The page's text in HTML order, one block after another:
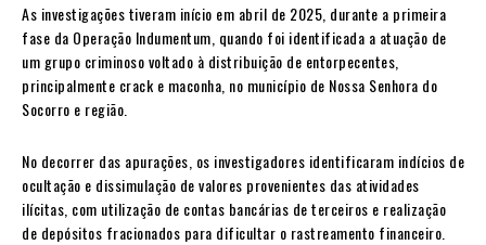
As investigações tiveram início em abril de 2025, durante a primeira
fase da Operação Indumentum, quando foi identificada a atuação de
um grupo criminoso voltado à distribuição de entorpecentes,
principalmente crack e maconha, no município de Nossa Senhora do
Socorro e região.
No decorrer das apurações, os investigadores identificaram indícios de
ocultação e dissimulação de valores provenientes das atividades
ilícitas, com utilização de contas bancárias de terceiros e realização
de depósitos fracionados para dificultar o rastreamento financeiro.